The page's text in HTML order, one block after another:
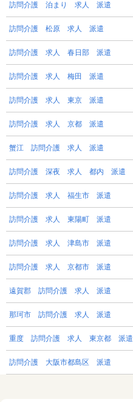
訪問介護 泊まり 求人 派遣
訪問介護 松原 求人 派遣
訪問介護 求人 春日部 派遣
訪問介護 求人 梅田 派遣
訪問介護 求人 東京 派遣
訪問介護 求人 京都 派遣
蟹江 訪問介護 求人 派遣
訪問介護 深夜 求人 都内 派遣
訪問介護 求人 福生市 派遣
訪問介護 求人 東陽町 派遣
訪問介護 求人 津島市 派遣
訪問介護 求人 京都市 派遣
遠賀郡 訪問介護 求人 派遣
那珂市 訪問介護 求人 派遣
重度 訪問介護 求人 東京都 派遣
訪問介護 大阪市都島区 派遣